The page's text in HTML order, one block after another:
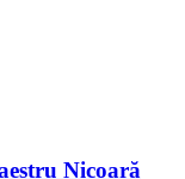
Nicoară